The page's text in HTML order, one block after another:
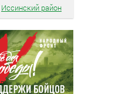
Иссинский район